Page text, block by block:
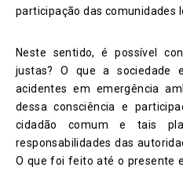
participação das comunidades
Neste sentido, é possível
justas? O que a sociedade
acidentes em emergência
dessa consciência e
cidadão comum e tais
responsabilidades das
O que foi feito até o presente